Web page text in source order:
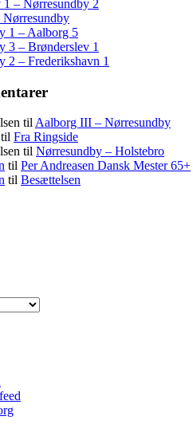
1 – Nørresundby 2
1 – Aalborg 5
3 – Brønderslev 1
2 – Frederikshavn 1
til Aalborg III – Nørresundby
Fra Ringside
til Nørresundby – Holstebro
til Per Andreasen Dansk Mester 65+
til Besættelsen